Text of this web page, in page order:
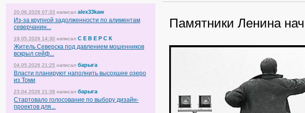
20.06.2026 07:33 написал alex33kaw
Из-за крупной задолженности по алиментам
северчанин...
19.05.2026 14:30 написал С Е В Е Р С К
Житель Северска под давлением мошенников
вскрыл сейф...
04.05.2026 21:25 написал барыга
Власти планируют наполнить высохшее озеро
из Томи
23.04.2026 21:39 написал барыга
Стартовало голосование по выбору дизайн-
проектов для...
Памятники Ленина